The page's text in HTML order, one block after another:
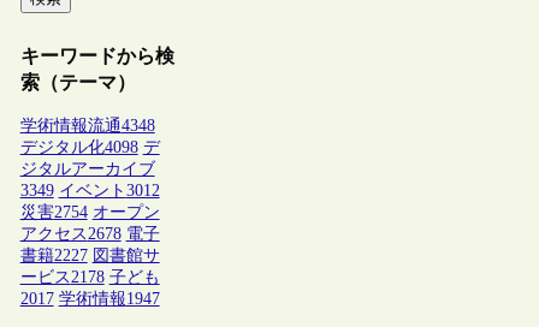
キーワードから検
索（テーマ）
学術情報流通4348
デジタル化4098 デ
ジタルアーカイブ
3349 イベント 3012
災害2754 オープン
アクセス2678 電子
書籍2227 図書館サ
ービス2178 子ども
2017 学術情報1947